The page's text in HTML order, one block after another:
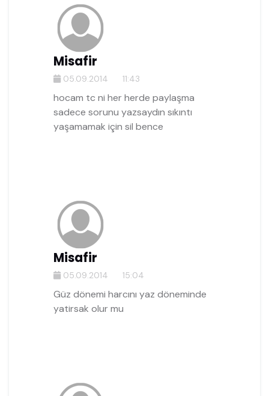
Misafir
05.09.2014 11:43
hocam tc ni her herde paylaşma
sadece sorunu yazsaydın sıkıntı
yaşamamak için sil bence
Misafir
05.09.2014 15:04
Güz dönemi harcını yaz döneminde
yatirsak olur mu